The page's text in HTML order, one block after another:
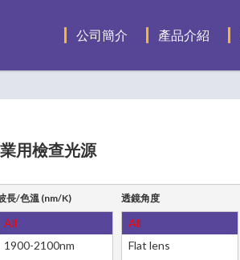
公司簡介 產品介紹
用檢查光源
長/色溫 (nm/K)
All
1900-2100nm
透鏡角度
All
Flat lens